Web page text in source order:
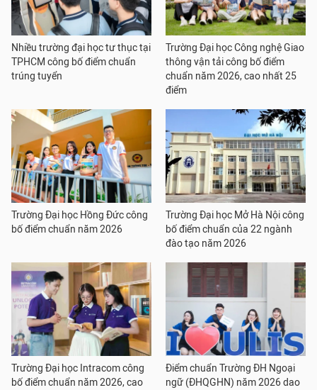
Nhiều trường đại học tư thục tại
TPHCM công bố điểm chuẩn
trúng tuyển
Trường Đại học Công nghệ Giao
thông vận tải công bố điểm
chuẩn năm 2026, cao nhất 25
điểm
Trường Đại học Hồng Đức công
bố điểm chuẩn năm 2026
Trường Đại học Mở Hà Nội công
bố điểm chuẩn của 22 ngành
đào tạo năm 2026
Trường Đại học Intracom công
bố điểm chuẩn năm 2026, cao
Điểm chuẩn Trường ĐH Ngoại
ngữ (ĐHQGHN) năm 2026 dao